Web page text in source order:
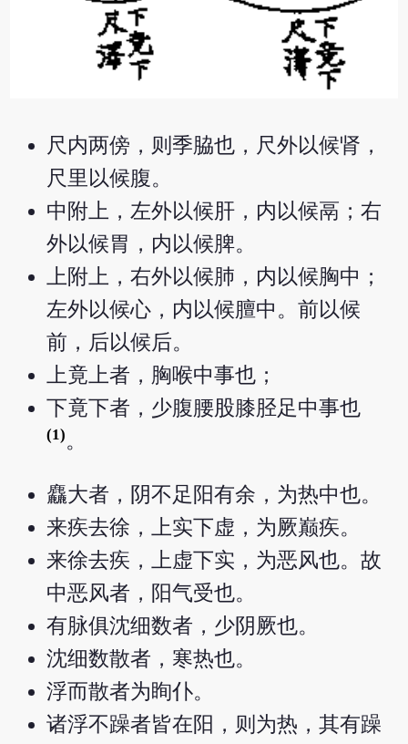
尺内两傍，则季脇也，尺外以候肾，
尺里以候腹。
中附上，左外以候肝，内以候鬲；右
外以候胃，内以候脾。
上附上，右外以候肺，内以候胸中；
左外以候心，内以候膻中。前以候
前，后以候后。
上竟上者，胸喉中事也；
下竟下者，少腹腰股膝胫足中事也
(1)。
麤大者，阴不足阳有余，为热中也。
来疾去徐，上实下虚，为厥巅疾。
来徐去疾，上虚下实，为恶风也。故
中恶风者，阳气受也。
有脉俱沈细数者，少阴厥也。
沈细数散者，寒热也。
浮而散者为眴仆。
诸浮不躁者皆在阳，则为热，其有躁